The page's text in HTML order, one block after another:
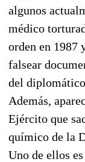
algunos
médico
orden en 1987
falsear
del
Además,
Ejército que
químico de la
Uno de ellos